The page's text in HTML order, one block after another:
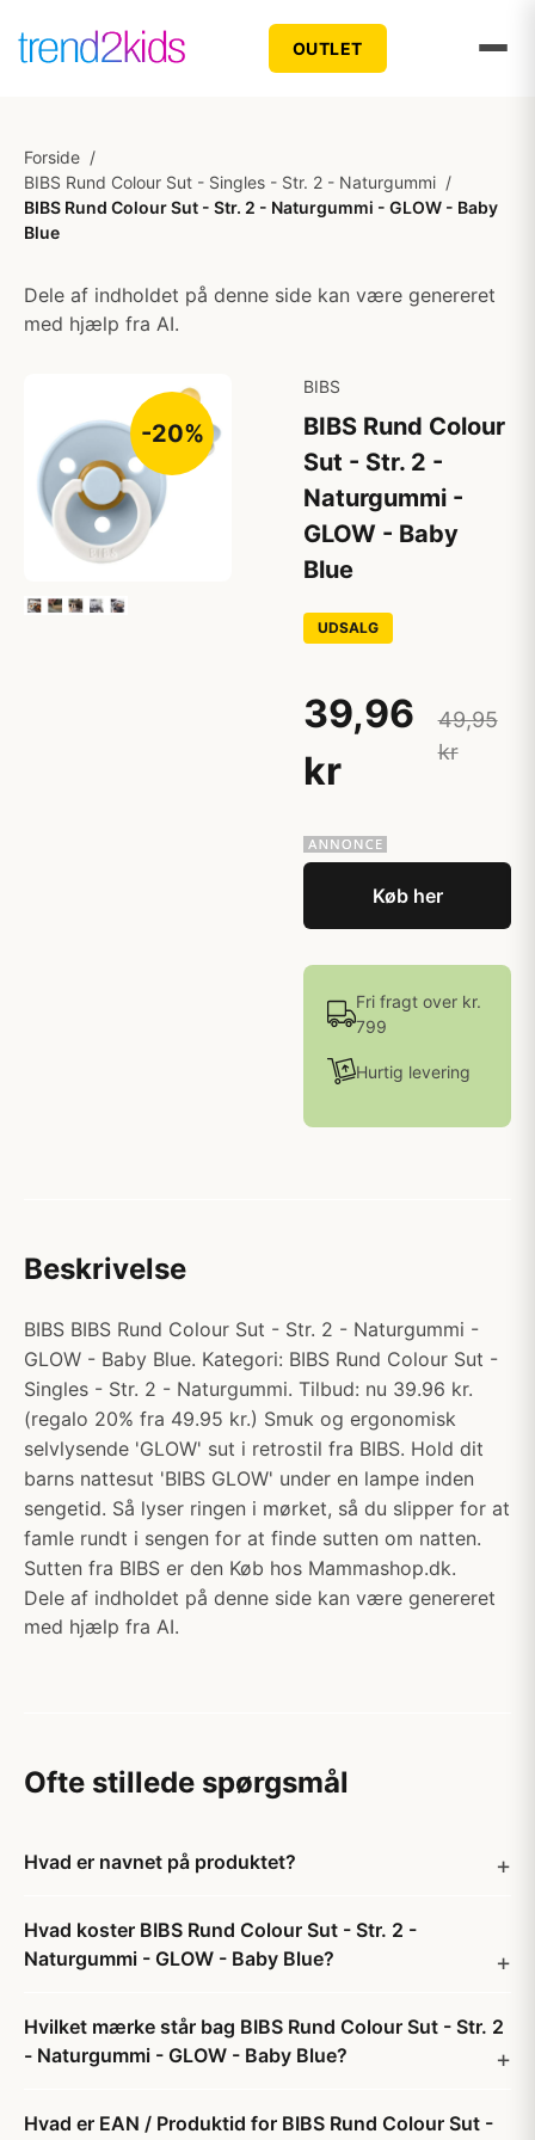
OUTLET
Forside /
BIBS Rund Colour Sut - Singles - Str. 2 - Naturgummi /
BIBS Rund Colour Sut - Str. 2 - Naturgummi - GLOW - Baby
Blue
Dele af indholdet på denne side kan være genereret
med hjælp fra AI.
-20%
BIBS
BIBS Rund Colour
Sut - Str. 2 -
Naturgummi -
GLOW - Baby
Blue
UDSALG
39,96
kr
49,95
kr
Køb her
Fri fragt over kr.
799
Hurtig levering
Beskrivelse
BIBS BIBS Rund Colour Sut - Str. 2 - Naturgummi -
GLOW - Baby Blue. Kategori: BIBS Rund Colour Sut -
Singles - Str. 2 - Naturgummi. Tilbud: nu 39.96 kr.
(regalo 20% fra 49.95 kr.) Smuk og ergonomisk
selvlysende 'GLOW' sut i retrostil fra BIBS. Hold dit
barns nattesut 'BIBS GLOW' under en lampe inden
sengetid. Så lyser ringen i mørket, så du slipper for at
famle rundt i sengen for at finde sutten om natten.
Sutten fra BIBS er den Køb hos Mammashop.dk.
Dele af indholdet på denne side kan være genereret
med hjælp fra AI.
Ofte stillede spørgsmål
Hvad er navnet på produktet?
Hvad koster BIBS Rund Colour Sut - Str. 2 -
Naturgummi - GLOW - Baby Blue?
Hvilket mærke står bag BIBS Rund Colour Sut - Str. 2
- Naturgummi - GLOW - Baby Blue?
Hvad er EAN / Produktid for BIBS Rund Colour Sut -